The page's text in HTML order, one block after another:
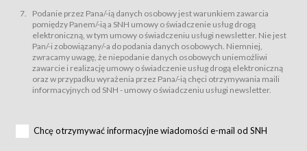
Usługobiorca przed rozpoczęciem korzystania z Serwisu jest zobowiązany
zapoznać się z Regulaminem. Założenie konta w Serwisie oraz zamówienie
usługi newsletter za pośrednictwem przeznaczonego do tego formularza
zamieszczonego na stronach Serwisu dostępnych dla wszystkich
Usługobiorców wymaga akceptacji postanowień Regulaminu.
Usługobiorca zobowiązany jest do przestrzegania postanowień Regulaminu
od chwili rozpoczęcia korzystania z Serwisu.
Regulamin jest udostępniony Usługobiorcom nieodpłatnie za
Warunki techniczne korzystania z Usług
Podanie przez Pana/-ią danych osobowy jest warunkiem zawarcia
pomiędzy Panem/-ią a SNH umowy o świadczenie usług drogą
elektroniczną, w tym umowy o świadczeniu usługi newsletter. Nie jest
Pan/-i zobowiązany/-a do podania danych osobowych. Niemniej,
zwracamy uwagę, że niepodanie danych osobowych uniemożliwi
zawarcie i realizację umowy o świadczenie usług drogą elektroniczną
oraz w przypadku wyrażenia przez Pana/-ią chęci otrzymywania maili
informacyjnych od SNH - umowy o świadczeniu usługi newsletter.
Chcę otrzymywać informacyjne wiadomości e-mail od SNH